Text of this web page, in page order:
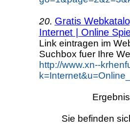
20. Gratis
Internet | Online
Link eintragen im
Suchbox fuer Ihre
http://www.xn--
Sie befinden